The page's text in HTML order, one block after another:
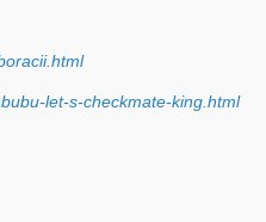
let-s-checkmate-king.html